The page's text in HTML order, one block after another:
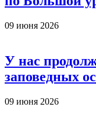
09 июня 2026
У нас
заповедных
09 июня 2026